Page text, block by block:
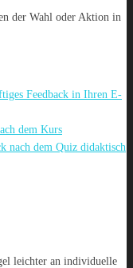
der Wahl oder Aktion in
Feedback in Ihren E-
dem Kurs
nach dem Quiz didaktisch
leichter an individuelle